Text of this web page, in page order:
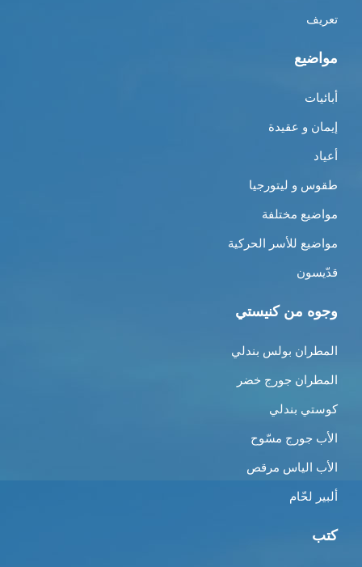
تعريف
مواضيع
أبائيات
إيمان و عقيدة
أعياد
طقوس و ليتورجيا
مواضيع مختلفة
مواضيع للأسر الحركية
قدّيسون
وجوه من كنيستي
المطران بولس بندلي
المطران جورج خضر
كوستي بندلي
الأب جورج مسّوح
الأب الياس مرقص
ألبير لحّام
كتب